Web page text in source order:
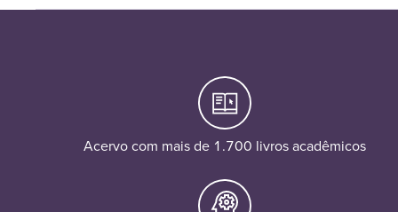
Acervo com mais de 1.700 livros acadêmicos